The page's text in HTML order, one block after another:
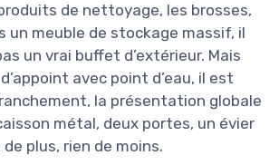
de nettoyage, les brosses,
un meuble de stockage massif, il
un vrai buffet d’extérieur. Mais
avec point d’eau, il est
la présentation globale
métal, deux portes, un évier
plus, rien de moins.